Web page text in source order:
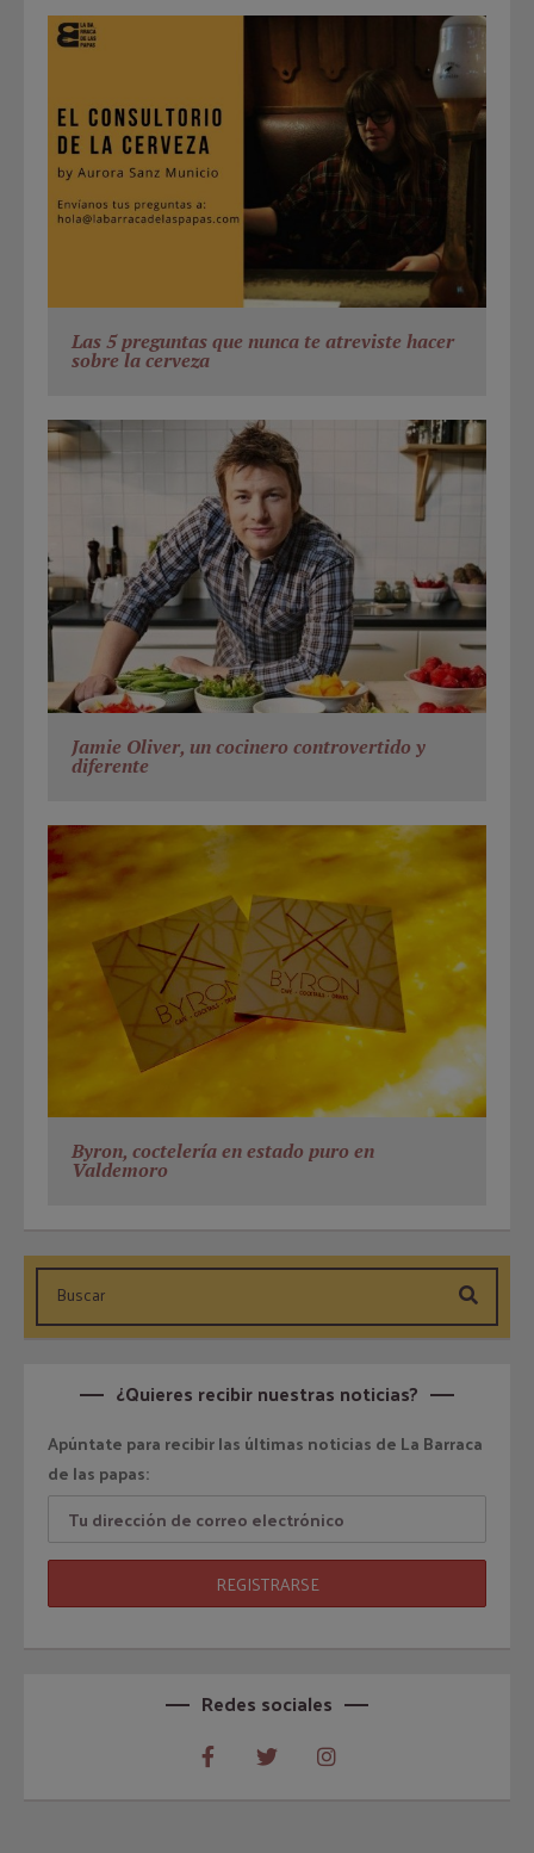
Las 5 preguntas que nunca te atreviste hacer
sobre la cerveza
Jamie Oliver, un cocinero controvertido y
diferente
Byron, coctelería en estado puro en
Valdemoro
¿Quieres recibir nuestras noticias?
Apúntate para recibir las últimas noticias de La Barraca
de las papas:
Redes sociales